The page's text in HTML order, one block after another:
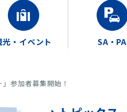
光・イベント SA・PA
参加者募集開始！